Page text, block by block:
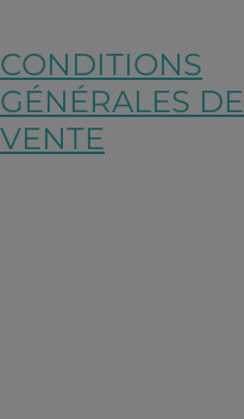
CONDITIONS
GÉNÉRALES DE
VENTE